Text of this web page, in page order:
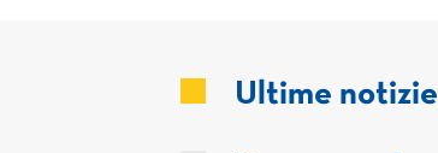
Ultime notizie